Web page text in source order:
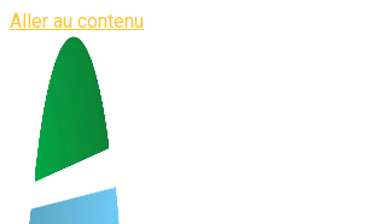
Aller au contenu